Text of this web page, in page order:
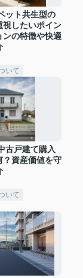
ット共生型の
視したいポイン
ンの特徴や快適
いて
古戸建て購入
？資産価値を守
いて